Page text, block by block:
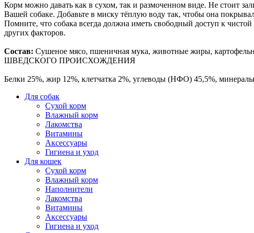
Корм можно давать как в сухом, так и размоченном виде. Не стоит
Вашей собаке. Добавьте в миску тёплую воду так, чтобы она
Помните, что собака всегда должна иметь свободный доступ к
других факторов.
Состав: Сушеное мясо, пшеничная мука, животные жиры,
ШВЕДСКОГО ПРОИСХОЖДЕНИЯ
Белки 25%, жир 12%, клетчатка 2%, углеводы (НФО) 45,5%,
Для собак
Сухой корм
Влажный корм
Лакомства
Витамины
Аксессуары
Гигиена и уход
Для кошек
Сухой корм
Влажный корм
Наполнители
Лакомства
Витамины
Аксессуары
Гигиена и уход